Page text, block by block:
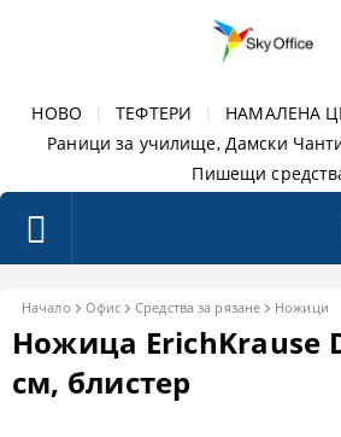
НОВО ТЕФТЕРИ НАМАЛЕНА
Раници за училище, Дамски
Пишещи
Начало Офис Средства за рязане Ножици
Ножица ErichKrause
см, блистер